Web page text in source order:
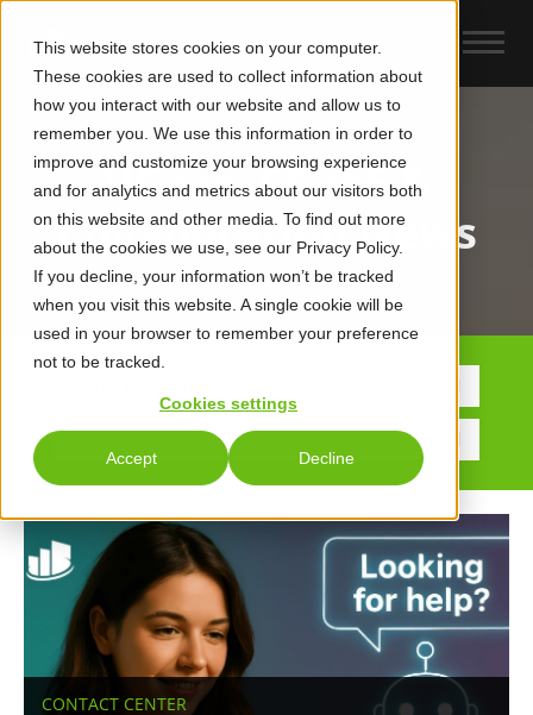
This website stores cookies on your computer.
These cookies are used to collect information about
how you interact with our website and allow us to
remember you. We use this information in order to
improve and customize your browsing experience
and for analytics and metrics about our visitors both
on this website and other media. To find out more
about the cookies we use, see our Privacy Policy.
If you decline, your information won’t be tracked
when you visit this website. A single cookie will be
used in your browser to remember your preference
not to be tracked.
Cookies settings
Accept Decline
UCaas, CCaaS &
Collaboration News
CONTACT CENTER